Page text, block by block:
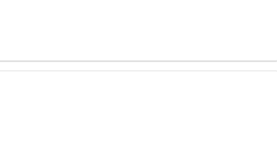
pour un investissement locatif sécurisé.